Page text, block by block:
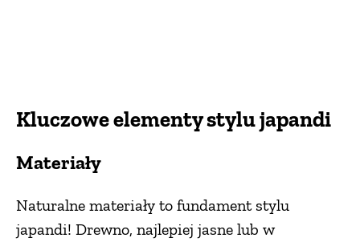
Kluczowe elementy stylu japandi
Materiały
Naturalne materiały to fundament stylu
japandi! Drewno, najlepiej jasne lub w